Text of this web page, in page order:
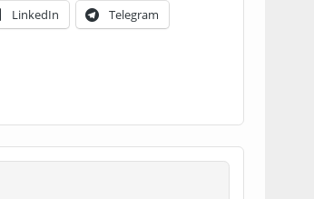
LinkedIn Telegram